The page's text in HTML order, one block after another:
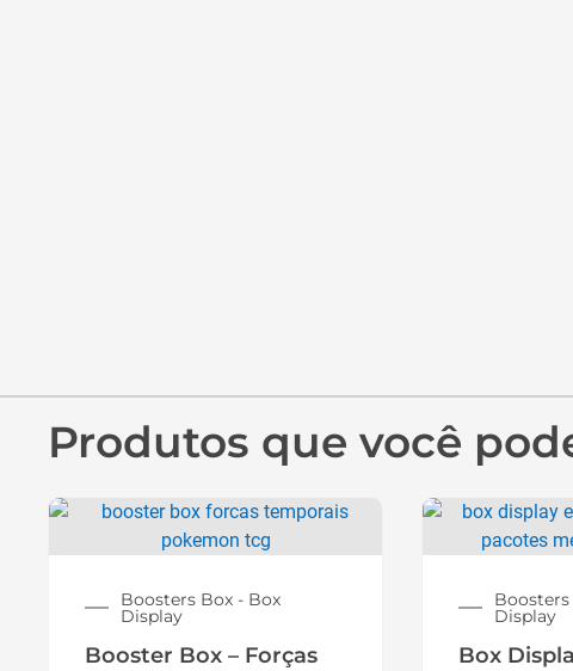
Produtos que você
Boosters Box - Box
Display
Booster Box – Forças
Display
Box